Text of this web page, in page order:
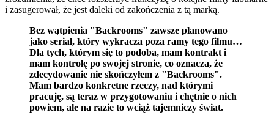
i zasugerował, że jest daleki od zakończenia z tą marką.
Bez wątpienia "Backrooms" zawsze planowano
jako serial, który wykracza poza ramy tego filmu…
Dla tych, którym się to podoba, mam kontrakt i
mam kontrolę po swojej stronie, co oznacza, że
zdecydowanie nie skończyłem z "Backrooms".
Mam bardzo konkretne rzeczy, nad którymi
pracuję, są teraz w przygotowaniu i chętnie o nich
powiem, ale na razie to wciąż tajemniczy świat.